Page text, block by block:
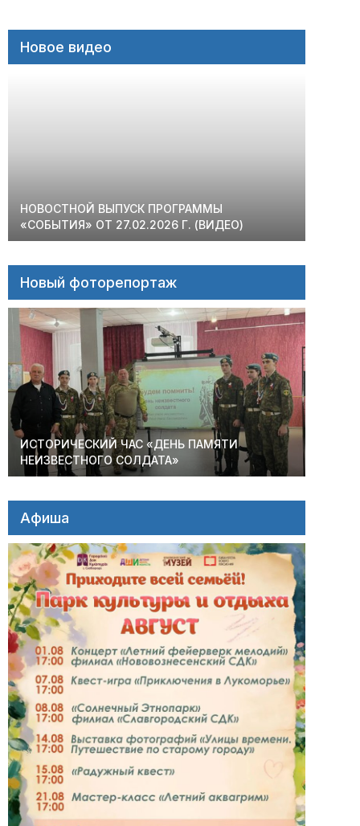
Новое видео
НОВОСТНОЙ ВЫПУСК ПРОГРАММЫ
«СОБЫТИЯ» ОТ 27.02.2026 Г. (ВИДЕО)
Новый фоторепортаж
ИСТОРИЧЕСКИЙ ЧАС «ДЕНЬ ПАМЯТИ
НЕИЗВЕСТНОГО СОЛДАТА»
Афиша